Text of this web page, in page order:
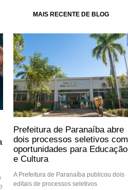
MAIS RECENTE DE BLOG
Prefeitura de Paranaíba abre
dois processos seletivos com
oportunidades para Educação
e Cultura
A Prefeitura de Paranaíba publicou dois
editais de processos seletivos